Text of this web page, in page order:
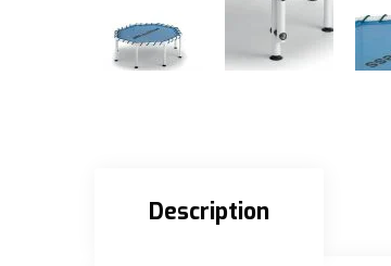
Description